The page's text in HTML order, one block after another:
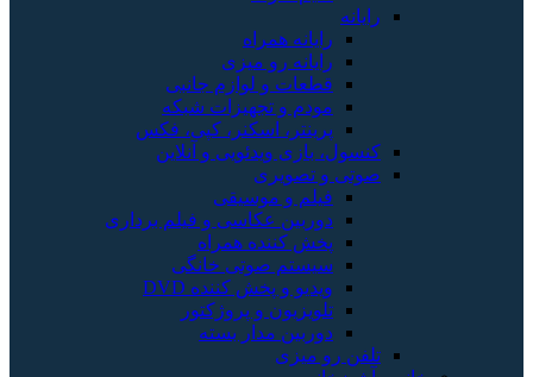
رایانه
رایانه همراه
رایانه رو میزی
قطعات و لوازم جانبی
مودم و تجهیزات شبکه
پرینتر، اسکنر، کپی، فکس
کنسول، بازی‌ ویدئویی و آنلاین
صوتی و تصویری
فیلم و موسیقی
دوربین عکاسی و فیلم برداری
پخش کننده همراه
سیستم صوتی خانگی
ویدیو و پخش کننده DVD
تلویزیون و پروژکتور
دوربین مدار بسته
تلفن رو میزی